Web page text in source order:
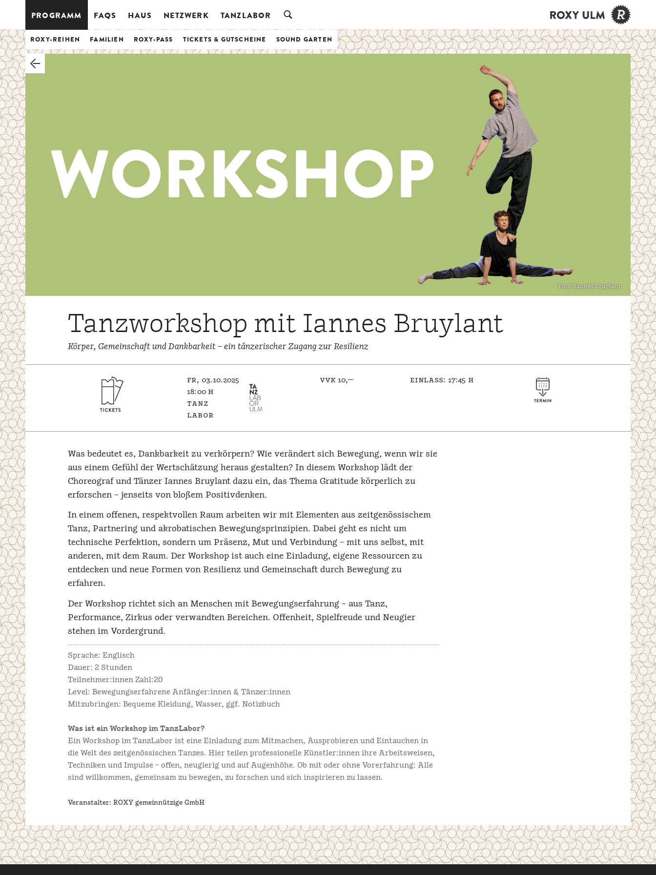
PROGRAMM
ROXY-REIHEN FAMILIEN ROXY-PASS TICKETS & GUTSCHEINE SOUND GARTEN
FAQS HAUS NETZWERK TANZLABOR
Foto: Iannes Bruylant
Tanzworkshop mit Iannes Bruylant
Körper, Gemeinschaft und Dankbarkeit – ein tänzerischer Zugang zur Resilienz
fr, 03.10.2025
18:00 h
tanz
labor
vvk 10,— einlass: 17:45 h
Was bedeutet es, Dankbarkeit zu verkörpern? Wie verändert sich Bewegung, wenn wir sie
aus einem Gefühl der Wertschätzung heraus gestalten? In diesem Workshop lädt der
Choreograf und Tänzer Iannes Bruylant dazu ein, das Thema Gratitude körperlich zu
erforschen – jenseits von bloßem Positivdenken.
In einem offenen, respektvollen Raum arbeiten wir mit Elementen aus zeitgenössischem
Tanz, Partnering und akrobatischen Bewegungsprinzipien. Dabei geht es nicht um
technische Perfektion, sondern um Präsenz, Mut und Verbindung – mit uns selbst, mit
anderen, mit dem Raum. Der Workshop ist auch eine Einladung, eigene Ressourcen zu
entdecken und neue Formen von Resilienz und Gemeinschaft durch Bewegung zu
erfahren.
Der Workshop richtet sich an Menschen mit Bewegungserfahrung – aus Tanz,
Performance, Zirkus oder verwandten Bereichen. Offenheit, Spielfreude und Neugier
stehen im Vordergrund.
Sprache: Englisch
Dauer: 2 Stunden
Teilnehmer:innen Zahl:20
Level: Bewegungserfahrene Anfänger:innen & Tänzer:innen
Mitzubringen: Bequeme Kleidung, Wasser, ggf. Notizbuch
Was ist ein Workshop im TanzLabor?
Ein Workshop im TanzLabor ist eine Einladung zum Mitmachen, Ausprobieren und Eintauchen in
die Welt des zeitgenössischen Tanzes. Hier teilen professionelle Künstler:innen ihre Arbeitsweisen,
Techniken und Impulse – offen, neugierig und auf Augenhöhe. Ob mit oder ohne Vorerfahrung: Alle
sind willkommen, gemeinsam zu bewegen, zu forschen und sich inspirieren zu lassen.
Veranstalter: ROXY gemeinnützige GmbH